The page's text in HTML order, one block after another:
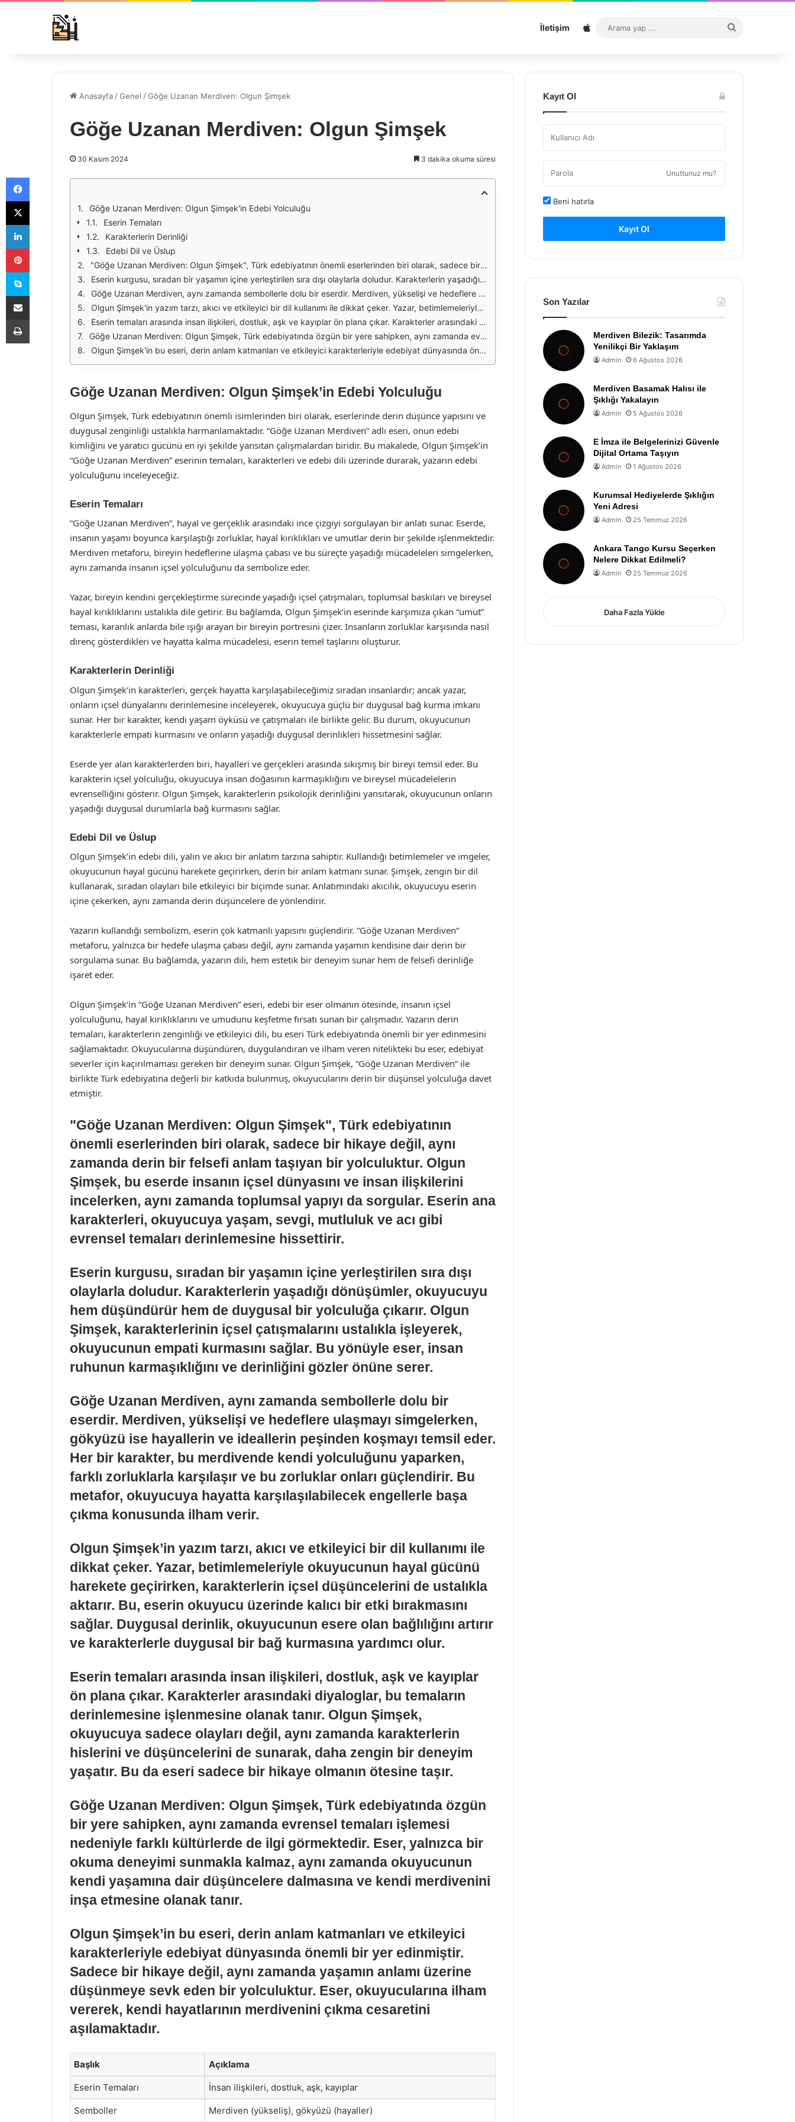
İletişim Sitemap
...
Anasayfa /Genel /Göğe Uzanan Merdiven: Olgun Şimşek
Göğe Uzanan Merdiven: Olgun Şimşek
30 Kasım 2024 3 dakika okuma süresi
Göğe Uzanan Merdiven: Olgun Şimşek'in Edebi Yolculuğu
Eserin Temaları
Karakterlerin Derinliği
Edebi Dil ve Üslup
"Göğe Uzanan Merdiven: Olgun Şimşek", Türk edebiyatının önemli eserlerinden biri olarak, sadece bir hikaye değil, aynı zamanda derin bir felsefi anlam taşıyan bir yolculuktur. Olgun Şimşek, bu eserde insanın içsel dünyasını ve insan ilişkilerini incelerken, aynı zamanda toplumsal yapıyı da sorgular. Eserin ana karakterleri, okuyucuya yaşam, sevgi, mutluluk ve acı gibi evrensel temaları derinlemesine hissettirir.
Eserin kurgusu, sıradan bir yaşamın içine yerleştirilen sıra dışı olaylarla doludur. Karakterlerin yaşadığı dönüşümler, okuyucuyu hem düşündürür hem de duygusal bir yolculuğa çıkarır. Olgun Şimşek, karakterlerinin içsel çatışmalarını ustalıkla işleyerek, okuyucunun empati kurmasını sağlar. Bu yönüyle eser, insan ruhunun karmaşıklığını ve derinliğini gözler önüne serer.
Göğe Uzanan Merdiven, aynı zamanda sembollerle dolu bir eserdir. Merdiven, yükselişi ve hedeflere ulaşmayı simgelerken, gökyüzü ise hayallerin ve ideallerin peşinden koşmayı temsil eder. Her bir karakter, bu merdivende kendi yolculuğunu yaparken, farklı zorluklarla karşılaşır ve bu zorluklar onları güçlendirir. Bu metafor, okuyucuya hayatta karşılaşılabilecek engellerle başa çıkma konusunda ilham verir.
Olgun Şimşek'in yazım tarzı, akıcı ve etkileyici bir dil kullanımı ile dikkat çeker. Yazar, betimlemeleriyle okuyucunun hayal gücünü harekete geçirirken, karakterlerin içsel düşüncelerini de ustalıkla aktarır. Bu, eserin okuyucu üzerinde kalıcı bir etki bırakmasını sağlar. Duygusal derinlik, okuyucunun esere olan bağlılığını artırır ve karakterlerle duygusal bir bağ kurmasına yardımcı olur.
Eserin temaları arasında insan ilişkileri, dostluk, aşk ve kayıplar ön plana çıkar. Karakterler arasındaki diyaloglar, bu temaların derinlemesine işlenmesine olanak tanır. Olgun Şimşek, okuyucuya sadece olayları değil, aynı zamanda karakterlerin hislerini ve düşüncelerini de sunarak, daha zengin bir deneyim yaşatır. Bu da eseri sadece bir hikaye olmanın ötesine taşır.
Göğe Uzanan Merdiven: Olgun Şimşek, Türk edebiyatında özgün bir yere sahipken, aynı zamanda evrensel temaları işlemesi nedeniyle farklı kültürlerde de ilgi görmektedir. Eser, yalnızca bir okuma deneyimi sunmakla kalmaz, aynı zamanda okuyucunun kendi yaşamına dair düşüncelere dalmasına ve kendi merdivenini inşa etmesine olanak tanır.
Olgun Şimşek'in bu eseri, derin anlam katmanları ve etkileyici karakterleriyle edebiyat dünyasında önemli bir yer edinmiştir. Sadece bir hikaye değil, aynı zamanda yaşamın anlamı üzerine düşünmeye sevk eden bir yolculuktur. Eser, okuyucularına ilham vererek, kendi hayatlarının merdivenini çıkma cesaretini aşılamaktadır.
Göğe Uzanan Merdiven: Olgun Şimşek’in Edebi Yolculuğu
Olgun Şimşek, Türk edebiyatının önemli isimlerinden biri olarak, eserlerinde derin düşünce yapısını ve
duygusal zenginliği ustalıkla harmanlamaktadır. “Göğe Uzanan Merdiven” adlı eseri, onun edebi
kimliğini ve yaratıcı gücünü en iyi şekilde yansıtan çalışmalardan biridir. Bu makalede, Olgun Şimşek’in
“Göğe Uzanan Merdiven” eserinin temaları, karakterleri ve edebi dili üzerinde durarak, yazarın edebi
yolculuğunu inceleyeceğiz.
Eserin Temaları
“Göğe Uzanan Merdiven”, hayal ve gerçeklik arasındaki ince çizgiyi sorgulayan bir anlatı sunar. Eserde,
insanın yaşamı boyunca karşılaştığı zorluklar, hayal kırıklıkları ve umutlar derin bir şekilde işlenmektedir.
Merdiven metaforu, bireyin hedeflerine ulaşma çabası ve bu süreçte yaşadığı mücadeleleri simgelerken,
aynı zamanda insanın içsel yolculuğunu da sembolize eder.
Yazar, bireyin kendini gerçekleştirme sürecinde yaşadığı içsel çatışmaları, toplumsal baskıları ve bireysel
hayal kırıklıklarını ustalıkla dile getirir. Bu bağlamda, Olgun Şimşek’in eserinde karşımıza çıkan “umut”
teması, karanlık anlarda bile ışığı arayan bir bireyin portresini çizer. İnsanların zorluklar karşısında nasıl
direnç gösterdikleri ve hayatta kalma mücadelesi, eserin temel taşlarını oluşturur.
Karakterlerin Derinliği
Olgun Şimşek’in karakterleri, gerçek hayatta karşılaşabileceğimiz sıradan insanlardır; ancak yazar,
onların içsel dünyalarını derinlemesine inceleyerek, okuyucuya güçlü bir duygusal bağ kurma imkanı
sunar. Her bir karakter, kendi yaşam öyküsü ve çatışmaları ile birlikte gelir. Bu durum, okuyucunun
karakterlerle empati kurmasını ve onların yaşadığı duygusal derinlikleri hissetmesini sağlar.
Eserde yer alan karakterlerden biri, hayalleri ve gerçekleri arasında sıkışmış bir bireyi temsil eder. Bu
karakterin içsel yolculuğu, okuyucuya insan doğasının karmaşıklığını ve bireysel mücadelelerin
evrenselliğini gösterir. Olgun Şimşek, karakterlerin psikolojik derinliğini yansıtarak, okuyucunun onların
yaşadığı duygusal durumlarla bağ kurmasını sağlar.
Edebi Dil ve Üslup
Olgun Şimşek’in edebi dili, yalın ve akıcı bir anlatım tarzına sahiptir. Kullandığı betimlemeler ve imgeler,
okuyucunun hayal gücünü harekete geçirirken, derin bir anlam katmanı sunar. Şimşek, zengin bir dil
kullanarak, sıradan olayları bile etkileyici bir biçimde sunar. Anlatımındaki akıcılık, okuyucuyu eserin
içine çekerken, aynı zamanda derin düşüncelere de yönlendirir.
Yazarın kullandığı sembolizm, eserin çok katmanlı yapısını güçlendirir. “Göğe Uzanan Merdiven”
metaforu, yalnızca bir hedefe ulaşma çabası değil, aynı zamanda yaşamın kendisine dair derin bir
sorgulama sunar. Bu bağlamda, yazarın dili, hem estetik bir deneyim sunar hem de felsefi derinliğe
işaret eder.
Olgun Şimşek’in “Göğe Uzanan Merdiven” eseri, edebi bir eser olmanın ötesinde, insanın içsel
yolculuğunu, hayal kırıklıklarını ve umudunu keşfetme fırsatı sunan bir çalışmadır. Yazarın derin
temaları, karakterlerin zenginliği ve etkileyici dili, bu eseri Türk edebiyatında önemli bir yer edinmesini
sağlamaktadır. Okuyucularına düşündüren, duygulandıran ve ilham veren nitelikteki bu eser, edebiyat
severler için kaçırılmaması gereken bir deneyim sunar. Olgun Şimşek, “Göğe Uzanan Merdiven” ile
birlikte Türk edebiyatına değerli bir katkıda bulunmuş, okuyucularını derin bir düşünsel yolculuğa davet
etmiştir.
"Göğe Uzanan Merdiven: Olgun Şimşek", Türk edebiyatının
önemli eserlerinden biri olarak, sadece bir hikaye değil, aynı
zamanda derin bir felsefi anlam taşıyan bir yolculuktur. Olgun
Şimşek, bu eserde insanın içsel dünyasını ve insan ilişkilerini
incelerken, aynı zamanda toplumsal yapıyı da sorgular. Eserin ana
karakterleri, okuyucuya yaşam, sevgi, mutluluk ve acı gibi
evrensel temaları derinlemesine hissettirir.
Eserin kurgusu, sıradan bir yaşamın içine yerleştirilen sıra dışı
olaylarla doludur. Karakterlerin yaşadığı dönüşümler, okuyucuyu
hem düşündürür hem de duygusal bir yolculuğa çıkarır. Olgun
Şimşek, karakterlerinin içsel çatışmalarını ustalıkla işleyerek,
okuyucunun empati kurmasını sağlar. Bu yönüyle eser, insan
ruhunun karmaşıklığını ve derinliğini gözler önüne serer.
Göğe Uzanan Merdiven, aynı zamanda sembollerle dolu bir
eserdir. Merdiven, yükselişi ve hedeflere ulaşmayı simgelerken,
gökyüzü ise hayallerin ve ideallerin peşinden koşmayı temsil eder.
Her bir karakter, bu merdivende kendi yolculuğunu yaparken,
farklı zorluklarla karşılaşır ve bu zorluklar onları güçlendirir. Bu
metafor, okuyucuya hayatta karşılaşılabilecek engellerle başa
çıkma konusunda ilham verir.
Olgun Şimşek’in yazım tarzı, akıcı ve etkileyici bir dil kullanımı ile
dikkat çeker. Yazar, betimlemeleriyle okuyucunun hayal gücünü
harekete geçirirken, karakterlerin içsel düşüncelerini de ustalıkla
aktarır. Bu, eserin okuyucu üzerinde kalıcı bir etki bırakmasını
sağlar. Duygusal derinlik, okuyucunun esere olan bağlılığını artırır
ve karakterlerle duygusal bir bağ kurmasına yardımcı olur.
Eserin temaları arasında insan ilişkileri, dostluk, aşk ve kayıplar
ön plana çıkar. Karakterler arasındaki diyaloglar, bu temaların
derinlemesine işlenmesine olanak tanır. Olgun Şimşek,
okuyucuya sadece olayları değil, aynı zamanda karakterlerin
hislerini ve düşüncelerini de sunarak, daha zengin bir deneyim
yaşatır. Bu da eseri sadece bir hikaye olmanın ötesine taşır.
Göğe Uzanan Merdiven: Olgun Şimşek, Türk edebiyatında özgün
bir yere sahipken, aynı zamanda evrensel temaları işlemesi
nedeniyle farklı kültürlerde de ilgi görmektedir. Eser, yalnızca bir
okuma deneyimi sunmakla kalmaz, aynı zamanda okuyucunun
kendi yaşamına dair düşüncelere dalmasına ve kendi merdivenini
inşa etmesine olanak tanır.
Olgun Şimşek’in bu eseri, derin anlam katmanları ve etkileyici
karakterleriyle edebiyat dünyasında önemli bir yer edinmiştir.
Sadece bir hikaye değil, aynı zamanda yaşamın anlamı üzerine
düşünmeye sevk eden bir yolculuktur. Eser, okuyucularına ilham
vererek, kendi hayatlarının merdivenini çıkma cesaretini
aşılamaktadır.
Başlık Açıklama
Eserin Temaları İnsan ilişkileri, dostluk, aşk, kayıplar
Semboller Merdiven (yükseliş), gökyüzü (hayaller)
Kayıt Ol
Unuttunuz mu?
Beni hatırla
Kayıt Ol
Son Yazılar
Merdiven Bilezik: Tasarımda
Yenilikçi Bir Yaklaşım
Admin 6 Ağustos 2026
Merdiven Basamak Halısı ile
Şıklığı Yakalayın
Admin 5 Ağustos 2026
E İmza ile Belgelerinizi Güvenle
Dijital Ortama Taşıyın
Admin 1 Ağustos 2026
Kurumsal Hediyelerde Şıklığın
Yeni Adresi
Admin 25 Temmuz 2026
Ankara Tango Kursu Seçerken
Nelere Dikkat Edilmeli?
Admin 25 Temmuz 2026
Daha Fazla Yükle
Facebook
X
LinkedIn
Pinterest
Skype
E-Posta ile paylaş